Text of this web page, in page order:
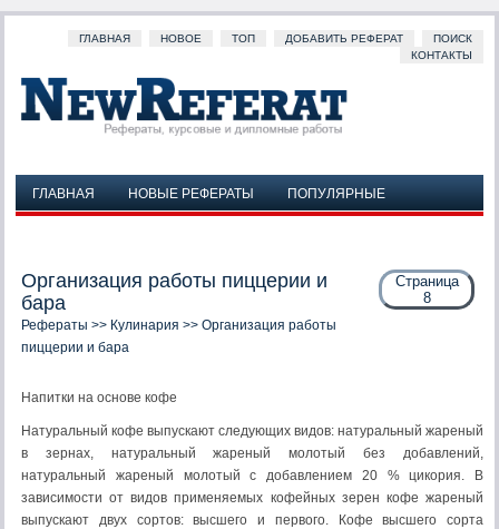
ГЛАВНАЯ НОВОЕ ТОП ДОБАВИТЬ РЕФЕРАТ
ПОИСК
КОНТАКТЫ
ГЛАВНАЯ НОВЫЕ РЕФЕРАТЫ
ПОПУЛЯРНЫЕ
Страница
8
Организация работы пиццерии и
бара
Рефераты >> Кулинария >> Организация работы
пиццерии и бара
Напитки на основе кофе
Натуральный кофе выпускают следующих видов: натуральный жареный
в зернах, натуральный жареный молотый без добавлений,
натуральный жареный молотый с добавлением 20 % цикория. В
зависимости от видов применяемых кофейных зерен кофе жареный
выпускают двух сортов: высшего и первого. Кофе высшего сорта